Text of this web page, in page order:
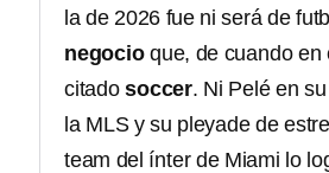
la de 2026 fue ni será de
negocioque, de cuando en
citadosoccer. Ni Pelé en
la MLS y su pleyade de
team del ínter de Miami lo